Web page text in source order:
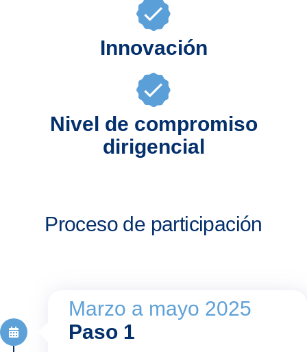
Innovación
Nivel de compromiso
dirigencial
Proceso de participación
Marzo a mayo 2025
Paso 1